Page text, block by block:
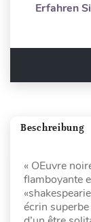
Erfahren
Beschreibung
« OEuvre
flamboyante
écrin